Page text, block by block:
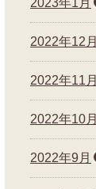
2023年1月
2022年12月
2022年11月
2022年10月
2022年9月